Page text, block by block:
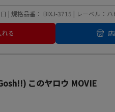
| 規格品番： BIXJ-3715 | レーベル：
る
このヤロウ MOVIE